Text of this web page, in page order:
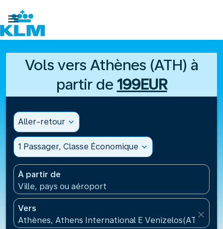

Vols vers Athènes (ATH) à
partir de 199EUR
Aller-retour expand_more
1 Passager, Classe Économique expand_more
À partir de
Ville, pays ou aéroport
Vers
Athènes, Athens International E Venizelos(ATH),
close